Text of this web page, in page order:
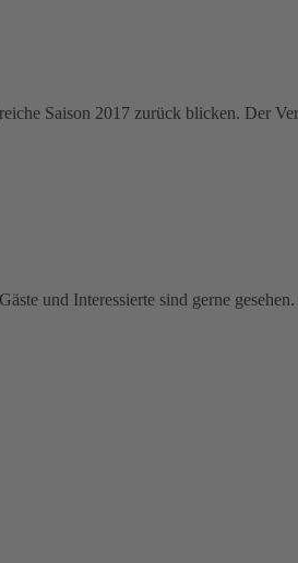
Saison 2017 zurück blicken. Der
und Interessierte sind gerne